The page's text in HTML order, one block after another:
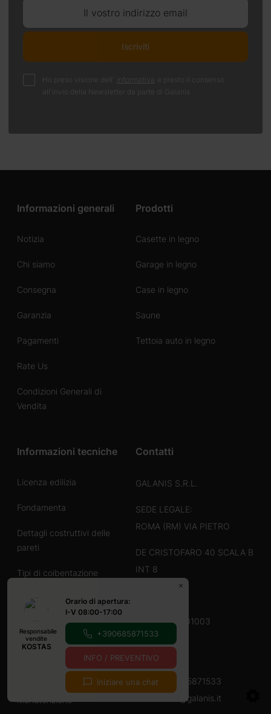
Il vostro indirizzo email
Iscriviti
Ho preso visione dell' informativa
e presto il consenso
all'invio della Newsletter da parte di Galanis
Informazioni generali
Notizia
Chi siamo
Consegna
Garanzia
Pagamenti
Rate Us
Condizioni Generali di
Vendita
Prodotti
Casette in legno
Garage in legno
Case in legno
Saune
Tettoia auto in legno
Informazioni tecniche
Licenza edilizia
Fondamenta
Dettagli costruttivi delle
pareti
Tipi di coibentazione
Copertura del tetto
Infissi in PVC
Portoni del garage
Manutenzione
Contatti
GALANIS S.R.L.
SEDE LEGALE:
ROMA (RM) VIA PIETRO
DE CRISTOFARO 40 SCALA B
INT 8
P.IVA 17189101003
MAGAZZINO:
VICENZA (VI)
Tel.: +390685871533
info@galanis.it
Responsabile
vendite
KOSTAS
Orario di apertura:
I-V 08:00-17:00
+390685871533
INFO / PREVENTIVO
Iniziare una chat